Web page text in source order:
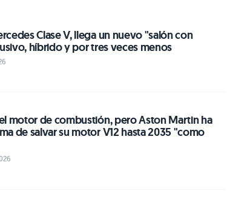
Clase V, llega un nuevo "salón con
híbrido y por tres veces menos
motor de combustión, pero Aston Martin ha
de salvar su motor V12 hasta 2035 "como